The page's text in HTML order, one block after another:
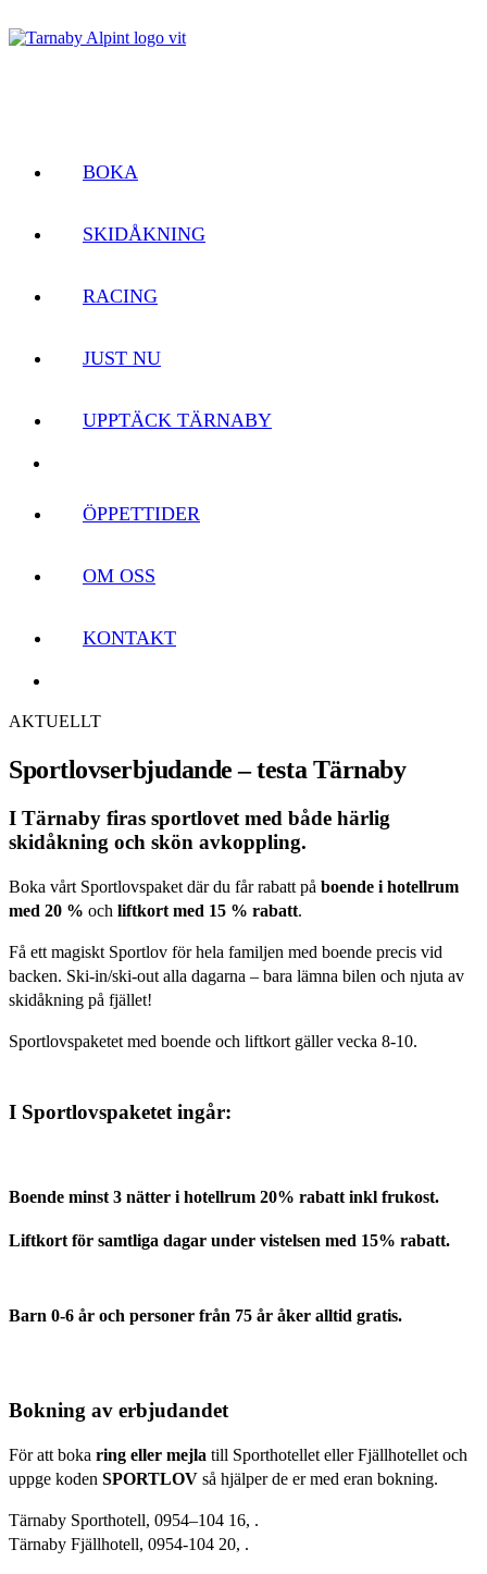
BOKA
SKIDÅKNING
RACING
JUST NU
UPPTÄCK TÄRNABY
ÖPPETTIDER
OM OSS
KONTAKT
AKTUELLT
Sportlovs­erbjudande – testa Tärnaby
I Tärnaby firas sportlovet med både härlig
skidåkning och skön avkoppling.
Boka vårt Sportlovspaket där du får rabatt på boende i hotellrum
med 20 % och liftkort med 15 % rabatt.
Få ett magiskt Sportlov för hela familjen med boende precis vid
backen. Ski-in/ski-out alla dagarna – bara lämna bilen och njuta av
skidåkning på fjället!
Sportlovspaketet med boende och liftkort gäller vecka 8-10.
I Sportlovspaketet ingår:
Boende minst 3 nätter i hotellrum 20% rabatt inkl frukost.
Liftkort för samtliga dagar under vistelsen med 15% rabatt.
Barn 0-6 år och personer från 75 år åker alltid gratis.
Bokning av erbjudandet
För att boka ring eller mejla till Sporthotellet eller Fjällhotellet och
uppge koden SPORTLOV så hjälper de er med eran bokning.
Tärnaby Sporthotell, 0954–104 16, .
Tärnaby Fjällhotell, 0954-104 20, .